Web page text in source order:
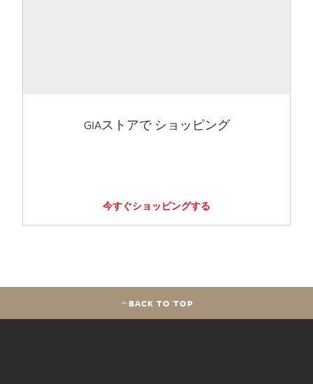
GIAストアで ショッピング
今すぐショッピングする
BACK TO TOP